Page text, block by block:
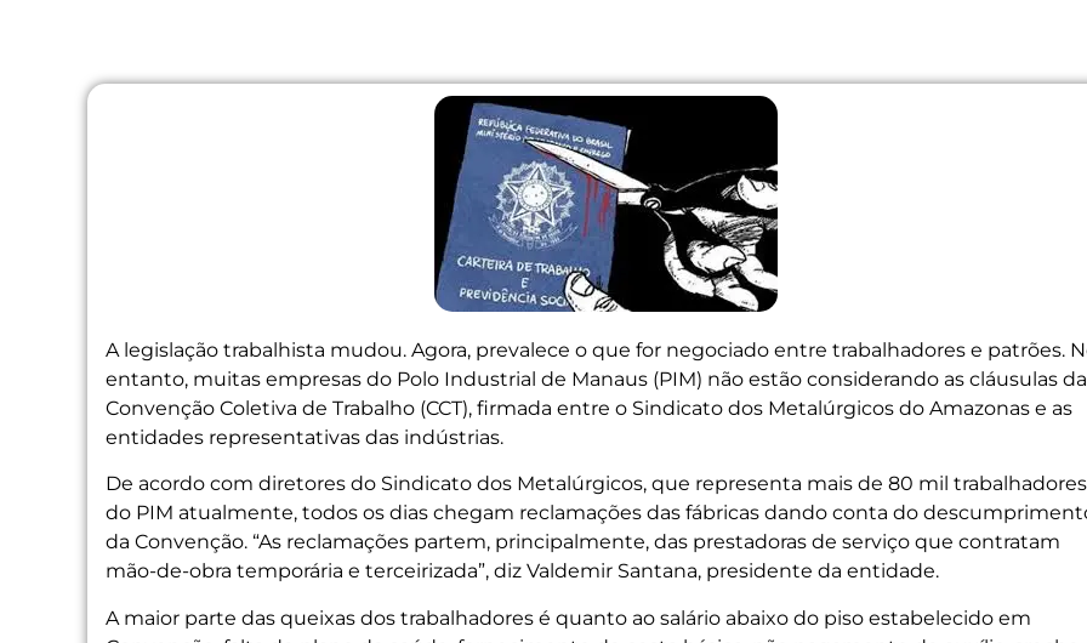
A legislação trabalhista mudou. Agora, prevalece o que for negociado entre trabalhadores e patrões.
entanto, muitas empresas do Polo Industrial de Manaus (PIM) não estão considerando as cláusulas da
Convenção Coletiva de Trabalho (CCT), firmada entre o Sindicato dos Metalúrgicos do Amazonas e as
entidades representativas das indústrias.
De acordo com diretores do Sindicato dos Metalúrgicos, que representa mais de 80 mil trabalhadores
do PIM atualmente, todos os dias chegam reclamações das fábricas dando conta do
da Convenção. “As reclamações partem, principalmente, das prestadoras de serviço que contratam
mão-de-obra temporária e terceirizada”, diz Valdemir Santana, presidente da entidade.
A maior parte das queixas dos trabalhadores é quanto ao salário abaixo do piso estabelecido em